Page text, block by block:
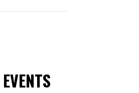
EVENTS